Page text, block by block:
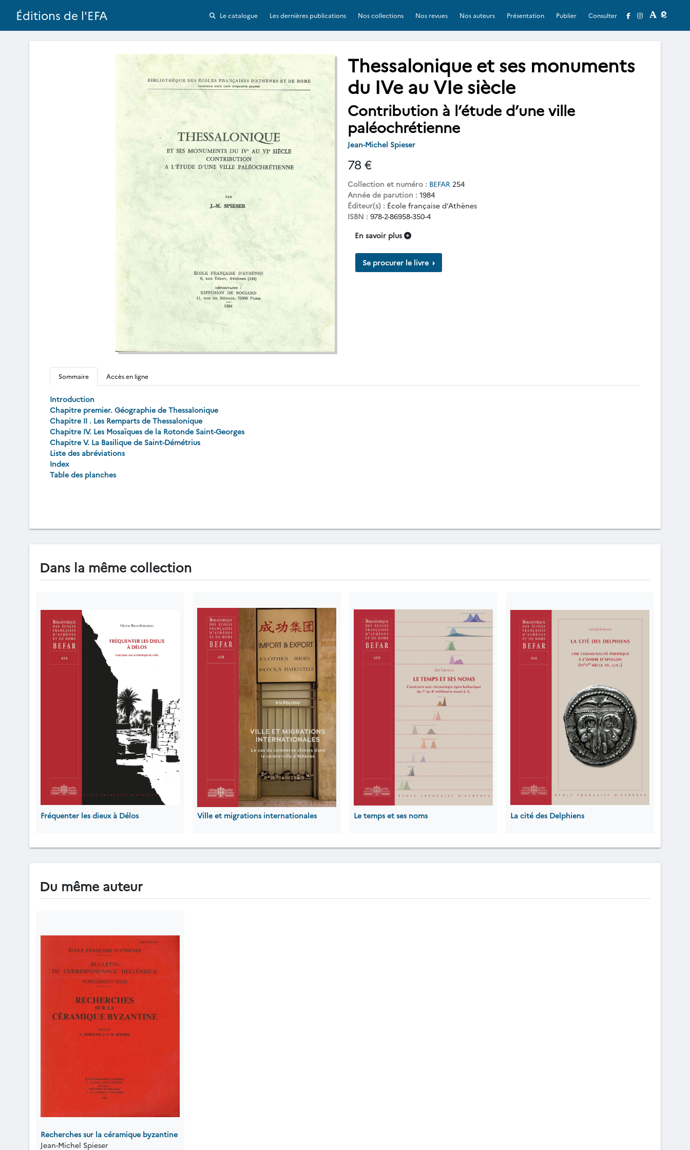
Éditions de l'EFA Le catalogue Les dernières publications Nos collections Nos revues Nos auteurs Présentation Publier Consulter
Thessalonique et ses monuments
du IVe au VIe siècle
Contribution à l’étude d’une ville
paléochrétienne
Jean-Michel Spieser
78 €
Collection et numéro : BEFAR 254
Année de parution : 1984
Éditeur(s) : École française d’Athènes
ISBN : 978-2-86958-350-4
En savoir plus
Se procurer le livre
Sommaire Accès en ligne
Introduction
Chapitre premier. Géographie de Thessalonique
Chapitre II . Les Remparts de Thessalonique
Chapitre IV. Les Mosaïques de la Rotonde Saint-Georges
Chapitre V. La Basilique de Saint-Démétrius
Liste des abréviations
Index
Table des planches
Dans la même collection
Fréquenter les dieux à Délos Ville et migrations internationales Le temps et ses noms La cité des Delphiens
Du même auteur
Recherches sur la céramique byzantine
Jean-Michel Spieser